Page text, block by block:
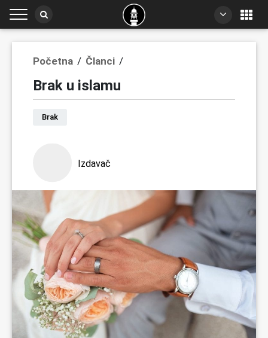
Početna / Članci /
Brak u islamu
Brak
Izdavač